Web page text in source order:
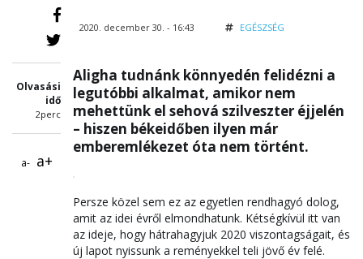
Olvasási
idő
2perc
a- a+
2020. december 30. - 16:43 EGÉSZSÉG
Aligha tudnánk könnyedén felidézni a
legutóbbi alkalmat, amikor nem
mehettünk el sehová szilveszter éjjelén
– hiszen békeidőben ilyen már
emberemlékezet óta nem történt.
Persze közel sem ez az egyetlen rendhagyó dolog,
amit az idei évről elmondhatunk. Kétségkívül itt van
az ideje, hogy hátrahagyjuk 2020 viszontagságait, és
új lapot nyissunk a reményekkel teli jövő év felé.